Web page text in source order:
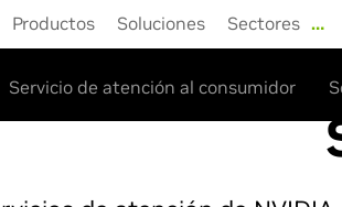
Productos Soluciones Sectores …
Servicio de atención al consumidor